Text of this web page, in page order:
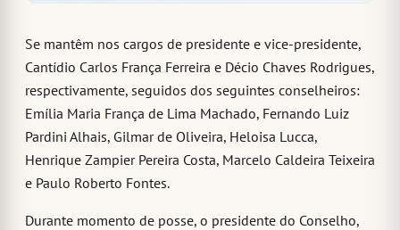
Se mantêm nos cargos de presidente e vice-presidente,
Cantídio Carlos França Ferreira e Décio Chaves Rodrigues,
respectivamente, seguidos dos seguintes conselheiros:
Emília Maria França de Lima Machado, Fernando Luiz
Pardini Alhais, Gilmar de Oliveira, Heloisa Lucca,
Henrique Zampier Pereira Costa, Marcelo Caldeira Teixeira
e Paulo Roberto Fontes.
Durante momento de posse, o presidente do Conselho,